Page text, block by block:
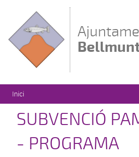
Esteu aquí
Inici
SUBVENCIÓ
- PROGRAMA